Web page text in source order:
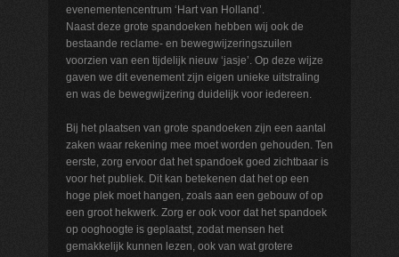
evenementencentrum ‘Hart van Holland’.
Naast deze grote spandoeken hebben wij ook de
bestaande reclame- en bewegwijzeringszuilen
voorzien van een tijdelijk nieuw ‘jasje’. Op deze wijze
gaven we dit evenement zijn eigen unieke uitstraling
en was de bewegwijzering duidelijk voor iedereen.
Bij het plaatsen van grote spandoeken zijn een aantal
zaken waar rekening mee moet worden gehouden. Ten
eerste, zorg ervoor dat het spandoek goed zichtbaar is
voor het publiek. Dit kan betekenen dat het op een
hoge plek moet hangen, zoals aan een gebouw of op
een groot hekwerk. Zorg er ook voor dat het spandoek
op ooghoogte is geplaatst, zodat mensen het
gemakkelijk kunnen lezen, ook van wat grotere